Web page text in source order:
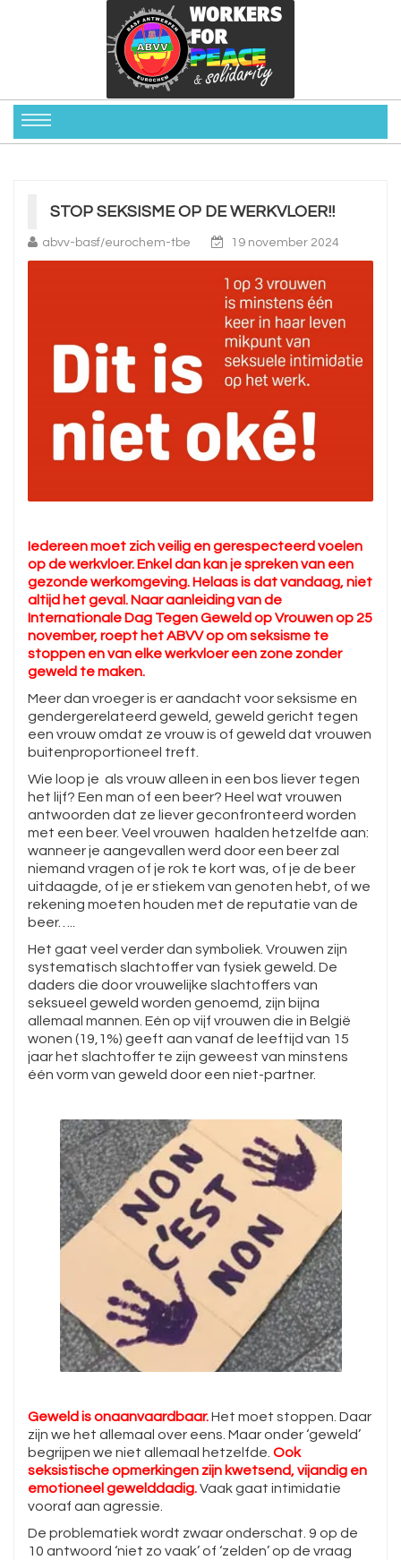
STOP SEKSISME OP DE WERKVLOER!!
abvv-basf/eurochem-tbe 19 november 2024
Iedereen moet zich veilig en gerespecteerd voelen
op de werkvloer. Enkel dan kan je spreken van een
gezonde werkomgeving. Helaas is dat vandaag, niet
altijd het geval. Naar aanleiding van de
Internationale Dag Tegen Geweld op Vrouwen op 25
november, roept het ABVV op om seksisme te
stoppen en van elke werkvloer een zone zonder
geweld te maken.
Meer dan vroeger is er aandacht voor seksisme en
gendergerelateerd geweld, geweld gericht tegen
een vrouw omdat ze vrouw is of geweld dat vrouwen
buitenproportioneel treft.
Wie loop je als vrouw alleen in een bos liever tegen
het lijf? Een man of een beer? Heel wat vrouwen
antwoorden dat ze liever geconfronteerd worden
met een beer. Veel vrouwen haalden hetzelfde aan:
wanneer je aangevallen werd door een beer zal
niemand vragen of je rok te kort was, of je de beer
uitdaagde, of je er stiekem van genoten hebt, of we
rekening moeten houden met de reputatie van de
beer…..
Het gaat veel verder dan symboliek. Vrouwen zijn
systematisch slachtoffer van fysiek geweld. De
daders die door vrouwelijke slachtoffers van
seksueel geweld worden genoemd, zijn bijna
allemaal mannen. Eén op vijf vrouwen die in België
wonen (19,1%) geeft aan vanaf de leeftijd van 15
jaar het slachtoffer te zijn geweest van minstens
één vorm van geweld door een niet-partner.
Geweld is onaanvaardbaar.Het moet stoppen. Daar
zijn we het allemaal over eens. Maar onder ‘geweld’
begrijpen we niet allemaal hetzelfde. Ook
seksistische opmerkingen zijn kwetsend, vijandig en
emotioneel gewelddadig.Vaak gaat intimidatie
vooraf aan agressie.
De problematiek wordt zwaar onderschat. 9 op de
10 antwoord ‘niet zo vaak’ of ‘zelden’ op de vraag